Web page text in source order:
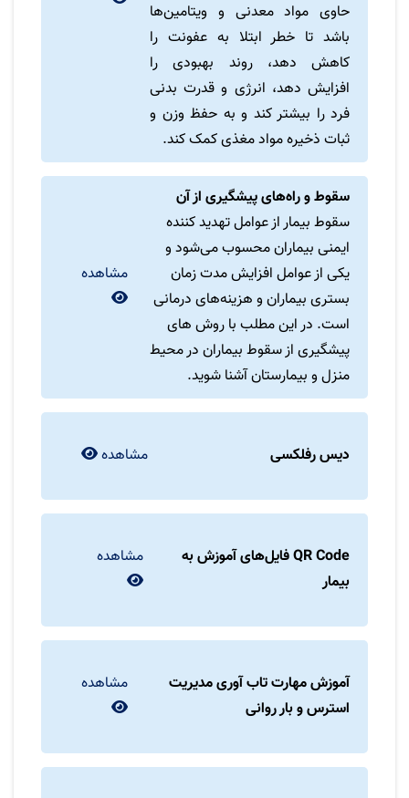
حاوی مواد معدنی و ویتامین‌ها
باشد تا خطر ابتلا به عفونت را
کاهش دهد، روند بهبودی را
افزایش دهد، انرژی و قدرت بدنی
فرد را بیشتر کند و به حفظ وزن و
ثبات ذخیره مواد مغذی کمک کند.
سقوط و راه‌های پیشگیری از آن
سقوط بیمار از عوامل تهدید کننده
ایمنی بیماران محسوب می‌شود و
یکی از عوامل افزایش مدت زمان
بستری بیماران و هزینه‌های درمانی
است. در این مطلب با روش های
پیشگیری از سقوط بیماران در محیط
منزل و بیمارستان آشنا شوید.
مشاهده
دیس رفلکسی مشاهده
QR Code فایل‌های آموزش به
بیمار
مشاهده
آموزش مهارت تاب آوری مدیریت
استرس و بار روانی
مشاهده